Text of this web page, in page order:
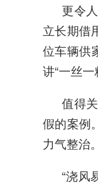
更令
立长期借
位车辆供
讲“一丝
值得
假的案例
力气整治。
“浇风